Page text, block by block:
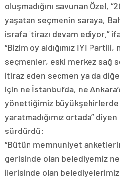
oluşmadığını savunan Özel,
yaşatan seçmenin saraya,
israfa itirazı devam ediyor.”
“Bizim oy aldığımız İYİ
seçmenler, eski merkez sağ
itiraz eden seçmen ya da
için ne İstanbul’da, ne
yönettiğimiz büyükşehirlerde
yaratmadığımız ortada”
sürdürdü:
“Bütün memnuniyet
gerisinde olan belediyemiz
ilerisinde olan